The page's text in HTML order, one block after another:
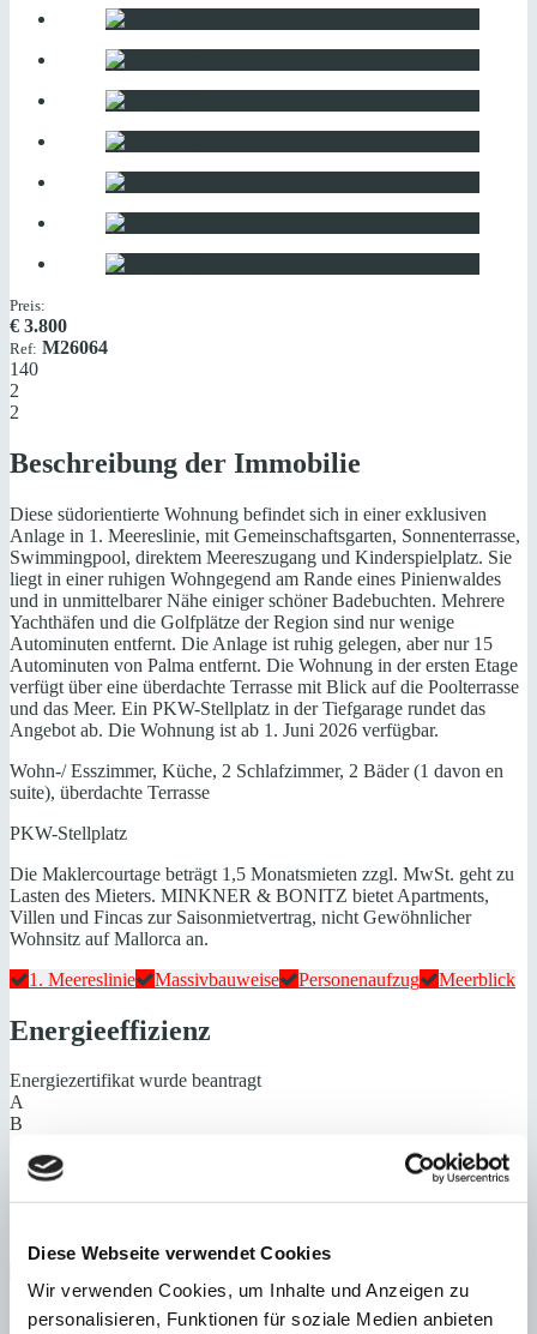
Diese Webseite verwendet Cookies
Wir verwenden Cookies, um Inhalte und Anzeigen zu
personalisieren, Funktionen für soziale Medien anbieten
Preis:
€ 3.800
Ref: M26064
140
2
2
Beschreibung der Immobilie
Diese südorientierte Wohnung befindet sich in einer exklusiven
Anlage in 1. Meereslinie, mit Gemeinschaftsgarten, Sonnenterrasse,
Swimmingpool, direktem Meereszugang und Kinderspielplatz. Sie
liegt in einer ruhigen Wohngegend am Rande eines Pinienwaldes
und in unmittelbarer Nähe einiger schöner Badebuchten. Mehrere
Yachthäfen und die Golfplätze der Region sind nur wenige
Autominuten entfernt. Die Anlage ist ruhig gelegen, aber nur 15
Autominuten von Palma entfernt. Die Wohnung in der ersten Etage
verfügt über eine überdachte Terrasse mit Blick auf die Poolterrasse
und das Meer. Ein PKW-Stellplatz in der Tiefgarage rundet das
Angebot ab. Die Wohnung ist ab 1. Juni 2026 verfügbar.
Wohn-/ Esszimmer, Küche, 2 Schlafzimmer, 2 Bäder (1 davon en
suite), überdachte Terrasse
PKW-Stellplatz
Die Maklercourtage beträgt 1,5 Monatsmieten zzgl. MwSt. geht zu
Lasten des Mieters. MINKNER & BONITZ bietet Apartments,
Villen und Fincas zur Saisonmietvertrag, nicht Gewöhnlicher
Wohnsitz auf Mallorca an.
1. Meereslinie
Massivbauweise Personenaufzug Meerblick
Energieeffizienz
Energiezertifikat wurde beantragt
A
B
F
Zuständiges Büro